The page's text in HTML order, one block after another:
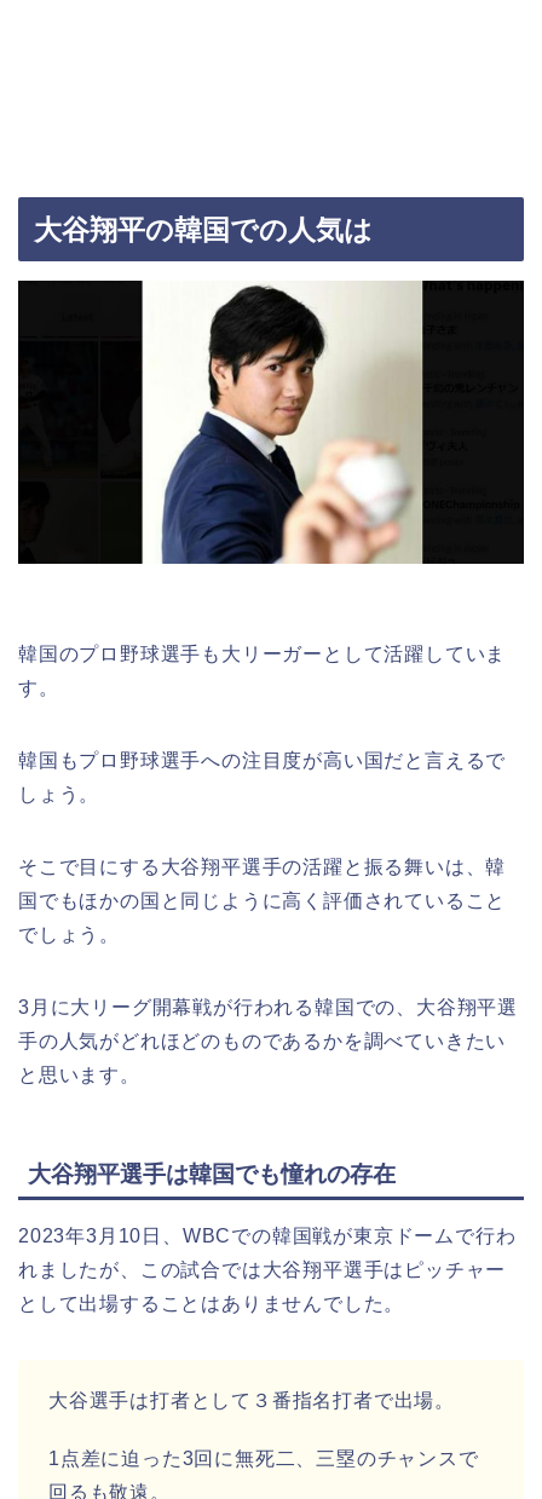
大谷翔平の韓国での人気は
韓国のプロ野球選手も大リーガーとして活躍していま
す。
韓国もプロ野球選手への注目度が高い国だと言えるで
しょう。
そこで目にする大谷翔平選手の活躍と振る舞いは、韓
国でもほかの国と同じように高く評価されていること
でしょう。
3月に大リーグ開幕戦が行われる韓国での、大谷翔平選
手の人気がどれほどのものであるかを調べていきたい
と思います。
大谷翔平選手は韓国でも憧れの存在
2023年3月10日、WBCでの韓国戦が東京ドームで行わ
れましたが、この試合では大谷翔平選手はピッチャー
として出場することはありませんでした。
大谷選手は打者として３番指名打者で出場。
1点差に迫った3回に無死二、三塁のチャンスで
回るも敬遠。